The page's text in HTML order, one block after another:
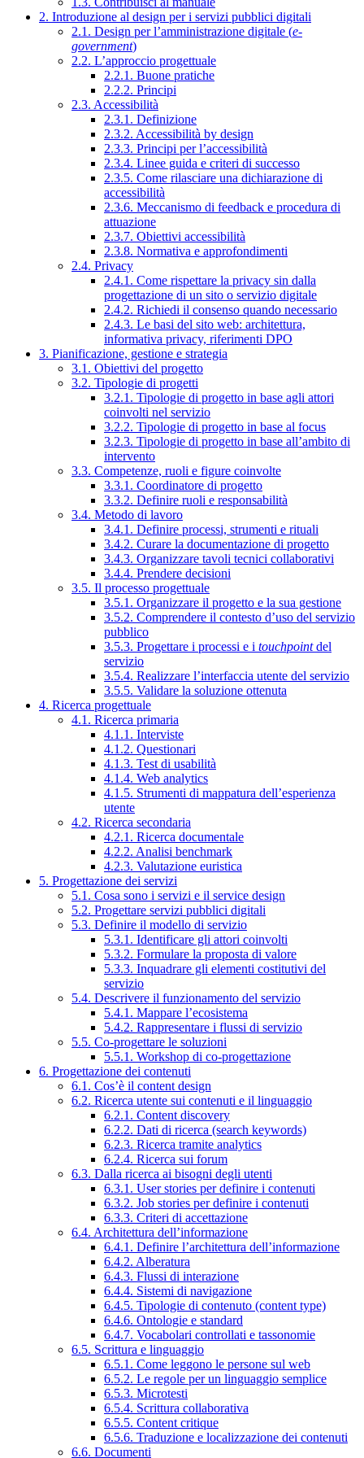
2. Introduzione al design per i servizi pubblici digitali
2.1. Design per l’amministrazione digitale (e-
government)
2.2. L’approccio progettuale
2.2.1. Buone pratiche
2.2.2. Principi
2.3. Accessibilità
2.3.1. Definizione
2.3.2. Accessibilità by design
2.3.3. Principi per l’accessibilità
2.3.4. Linee guida e criteri di successo
2.3.5. Come rilasciare una dichiarazione di
accessibilità
2.3.6. Meccanismo di feedback e procedura di
attuazione
2.3.7. Obiettivi accessibilità
2.3.8. Normativa e approfondimenti
2.4. Privacy
2.4.1. Come rispettare la privacy sin dalla
progettazione di un sito o servizio digitale
2.4.2. Richiedi il consenso quando necessario
2.4.3. Le basi del sito web: architettura,
informativa privacy, riferimenti DPO
3. Pianificazione, gestione e strategia
3.1. Obiettivi del progetto
3.2. Tipologie di progetti
3.2.1. Tipologie di progetto in base agli attori
coinvolti nel servizio
3.2.2. Tipologie di progetto in base al focus
3.2.3. Tipologie di progetto in base all’ambito di
intervento
3.3. Competenze, ruoli e figure coinvolte
3.3.1. Coordinatore di progetto
3.3.2. Definire ruoli e responsabilità
3.4. Metodo di lavoro
3.4.1. Definire processi, strumenti e rituali
3.4.2. Curare la documentazione di progetto
3.4.3. Organizzare tavoli tecnici collaborativi
3.4.4. Prendere decisioni
3.5. Il processo progettuale
3.5.1. Organizzare il progetto e la sua gestione
3.5.2. Comprendere il contesto d’uso del servizio
pubblico
3.5.3. Progettare i processi e i touchpointdel
servizio
3.5.4. Realizzare l’interfaccia utente del servizio
3.5.5. Validare la soluzione ottenuta
4. Ricerca progettuale
4.1. Ricerca primaria
4.1.1. Interviste
4.1.2. Questionari
4.1.3. Test di usabilità
4.1.4. Web analytics
4.1.5. Strumenti di mappatura dell’esperienza
utente
4.2. Ricerca secondaria
4.2.1. Ricerca documentale
4.2.2. Analisi benchmark
4.2.3. Valutazione euristica
5. Progettazione dei servizi
5.1. Cosa sono i servizi e il service design
5.2. Progettare servizi pubblici digitali
5.3. Definire il modello di servizio
5.3.1. Identificare gli attori coinvolti
5.3.2. Formulare la proposta di valore
5.3.3. Inquadrare gli elementi costitutivi del
servizio
5.4. Descrivere il funzionamento del servizio
5.4.1. Mappare l’ecosistema
5.4.2. Rappresentare i flussi di servizio
5.5. Co-progettare le soluzioni
5.5.1. Workshop di co-progettazione
6. Progettazione dei contenuti
6.1. Cos’è il content design
6.2. Ricerca utente sui contenuti e il linguaggio
6.2.1. Content discovery
6.2.2. Dati di ricerca (search keywords)
6.2.3. Ricerca tramite analytics
6.2.4. Ricerca sui forum
6.3. Dalla ricerca ai bisogni degli utenti
6.3.1. User stories per definire i contenuti
6.3.2. Job stories per definire i contenuti
6.3.3. Criteri di accettazione
6.4. Architettura dell’informazione
6.4.1. Definire l’architettura dell’informazione
6.4.2. Alberatura
6.4.3. Flussi di interazione
6.4.4. Sistemi di navigazione
6.4.5. Tipologie di contenuto (content type)
6.4.6. Ontologie e standard
6.4.7. Vocabolari controllati e tassonomie
6.5. Scrittura e linguaggio
6.5.1. Come leggono le persone sul web
6.5.2. Le regole per un linguaggio semplice
6.5.3. Microtesti
6.5.4. Scrittura collaborativa
6.5.5. Content critique
6.5.6. Traduzione e localizzazione dei contenuti
6.6. Documenti